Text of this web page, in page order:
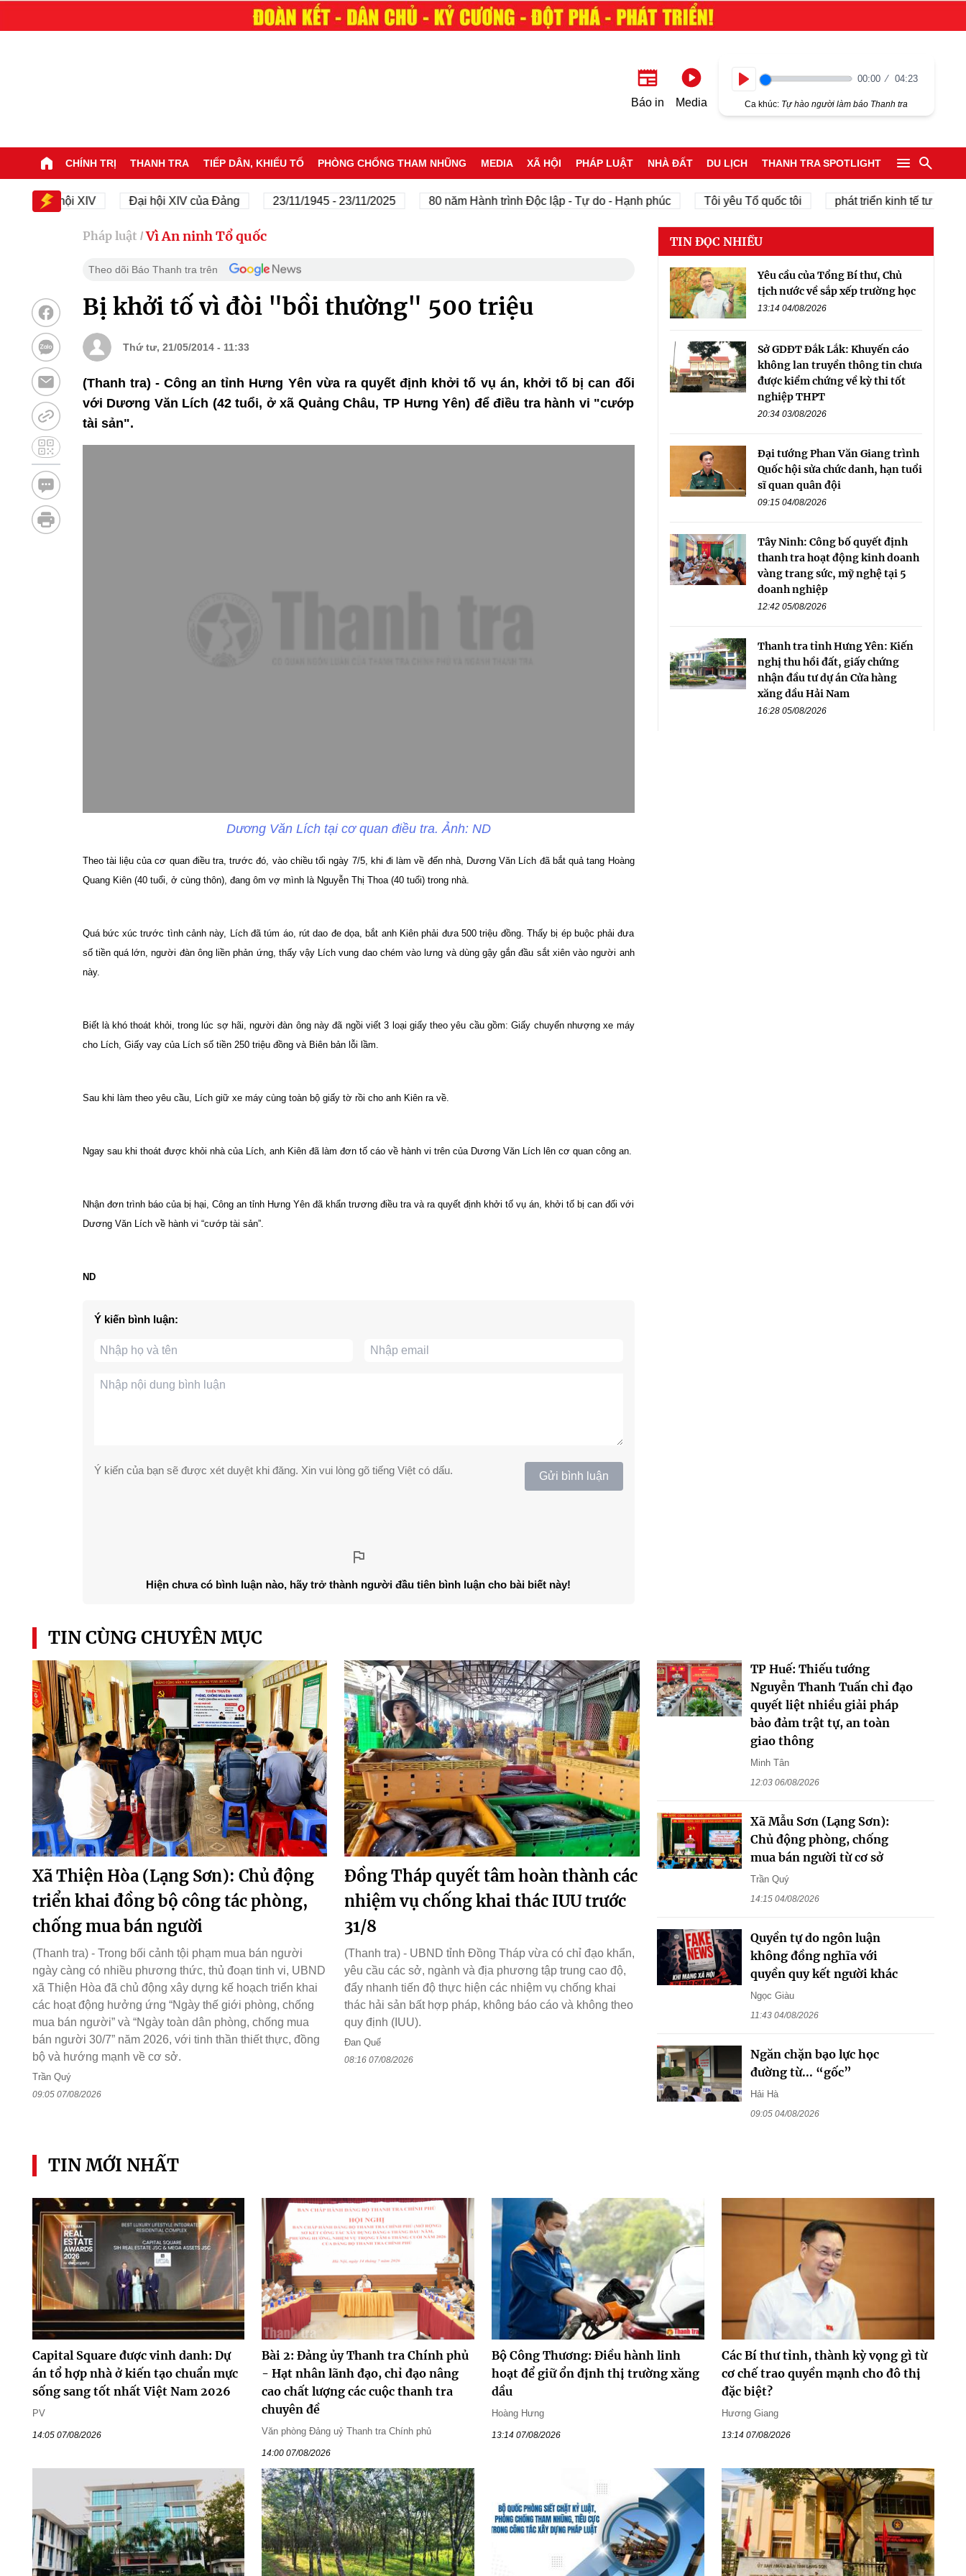
Báo in Media
00:00 04:23
Ca khúc: Tự hào người làm báo Thanh tra
CHÍNH TRỊ THANH TRA TIẾP DÂN, KHIẾU TỐ PHÒNG CHỐNG THAM NHŨNG MEDIA XÃ HỘI PHÁP LUẬT NHÀ ĐẤT DU LỊCH THANH TRA SPOTLIGHT
Đại hội XIV Đại hội XIV của Đảng 23/11/1945 - 23/11/2025 80 năm Hành trình Độc lập - Tự do - Hạnh phúc Tôi yêu Tổ quốc tôi phát triển kinh tế tư nhân
Pháp luật / Vì An ninh Tổ quốc
Theo dõi Báo Thanh tra trên
Bị khởi tố vì đòi "bồi thường" 500 triệu
Thứ tư, 21/05/2014 - 11:33
(Thanh tra) - Công an tỉnh Hưng Yên vừa ra quyết định khởi tố vụ án, khởi tố bị can đối
với Dương Văn Lích (42 tuổi, ở xã Quảng Châu, TP Hưng Yên) để điều tra hành vi "cướp
tài sản".
Dương Văn Lích tại cơ quan điều tra. Ảnh: ND
Theo tài liệu của cơ quan điều tra, trước đó, vào chiều tối ngày 7/5, khi đi làm về đến nhà, Dương Văn Lích đã bắt quả tang Hoàng
Quang Kiên (40 tuổi, ở cùng thôn), đang ôm vợ mình là Nguyễn Thị Thoa (40 tuổi) trong nhà.
Quá bức xúc trước tình cảnh này, Lích đã túm áo, rút dao đe dọa, bắt anh Kiên phải đưa 500 triệu đồng. Thấy bị ép buộc phải đưa
số tiền quá lớn, người đàn ông liền phản ứng, thấy vậy Lích vung dao chém vào lưng và dùng gậy gắn đầu sắt xiên vào người anh
này.
Biết là khó thoát khỏi, trong lúc sợ hãi, người đàn ông này đã ngồi viết 3 loại giấy theo yêu cầu gồm: Giấy chuyển nhượng xe máy
cho Lích, Giấy vay của Lích số tiền 250 triệu đồng và Biên bản lỗi lầm.
Sau khi làm theo yêu cầu, Lích giữ xe máy cùng toàn bộ giấy tờ rồi cho anh Kiên ra về.
Ngay sau khi thoát được khỏi nhà của Lích, anh Kiên đã làm đơn tố cáo về hành vi trên của Dương Văn Lích lên cơ quan công an.
Nhận đơn trình báo của bị hại, Công an tỉnh Hưng Yên đã khẩn trương điều tra và ra quyết định khởi tố vụ án, khởi tố bị can đối với
Dương Văn Lích về hành vi “cướp tài sản”.
ND
Ý kiến bình luận:
Ý kiến của bạn sẽ được xét duyệt khi đăng. Xin vui lòng gõ tiếng Việt có dấu. Gửi bình luận
Hiện chưa có bình luận nào, hãy trở thành người đầu tiên bình luận cho bài biết này!
TIN ĐỌC NHIỀU
Yêu cầu của Tổng Bí thư, Chủ
tịch nước về sắp xếp trường học
13:14 04/08/2026
Sở GDĐT Đắk Lắk: Khuyến cáo
không lan truyền thông tin chưa
được kiểm chứng về kỳ thi tốt
nghiệp THPT
20:34 03/08/2026
Đại tướng Phan Văn Giang trình
Quốc hội sửa chức danh, hạn tuổi
sĩ quan quân đội
09:15 04/08/2026
Tây Ninh: Công bố quyết định
thanh tra hoạt động kinh doanh
vàng trang sức, mỹ nghệ tại 5
doanh nghiệp
12:42 05/08/2026
Thanh tra tỉnh Hưng Yên: Kiến
nghị thu hồi đất, giấy chứng
nhận đầu tư dự án Cửa hàng
xăng dầu Hải Nam
16:28 05/08/2026
TIN CÙNG CHUYÊN MỤC
Xã Thiện Hòa (Lạng Sơn): Chủ động
triển khai đồng bộ công tác phòng,
chống mua bán người
(Thanh tra) - Trong bối cảnh tội phạm mua bán người
ngày càng có nhiều phương thức, thủ đoạn tinh vi, UBND
xã Thiện Hòa đã chủ động xây dựng kế hoạch triển khai
các hoạt động hưởng ứng “Ngày thế giới phòng, chống
mua bán người” và “Ngày toàn dân phòng, chống mua
bán người 30/7” năm 2026, với tinh thần thiết thực, đồng
bộ và hướng mạnh về cơ sở.
Trần Quý
09:05 07/08/2026
Đồng Tháp quyết tâm hoàn thành các
nhiệm vụ chống khai thác IUU trước
31/8
(Thanh tra) - UBND tỉnh Đồng Tháp vừa có chỉ đạo khẩn,
yêu cầu các sở, ngành và địa phương tập trung cao độ,
đẩy nhanh tiến độ thực hiện các nhiệm vụ chống khai
thác hải sản bất hợp pháp, không báo cáo và không theo
quy định (IUU).
Đan Quế
08:16 07/08/2026
TP Huế: Thiếu tướng
Nguyễn Thanh Tuấn chỉ đạo
quyết liệt nhiều giải pháp
bảo đảm trật tự, an toàn
giao thông
Minh Tân
12:03 06/08/2026
Xã Mẫu Sơn (Lạng Sơn):
Chủ động phòng, chống
mua bán người từ cơ sở
Trần Quý
14:15 04/08/2026
Quyền tự do ngôn luận
không đồng nghĩa với
quyền quy kết người khác
Ngọc Giàu
11:43 04/08/2026
Ngăn chặn bạo lực học
đường từ... “gốc”
Hải Hà
09:05 04/08/2026
TIN MỚI NHẤT
Capital Square được vinh danh: Dự
án tổ hợp nhà ở kiến tạo chuẩn mực
sống sang tốt nhất Việt Nam 2026
PV
14:05 07/08/2026
Bài 2: Đảng ủy Thanh tra Chính phủ
- Hạt nhân lãnh đạo, chỉ đạo nâng
cao chất lượng các cuộc thanh tra
chuyên đề
Văn phòng Đảng uỷ Thanh tra Chính phủ
14:00 07/08/2026
Bộ Công Thương: Điều hành linh
hoạt để giữ ổn định thị trường xăng
dầu
Hoàng Hưng
13:14 07/08/2026
Các Bí thư tỉnh, thành kỳ vọng gì từ
cơ chế trao quyền mạnh cho đô thị
đặc biệt?
Hương Giang
13:14 07/08/2026